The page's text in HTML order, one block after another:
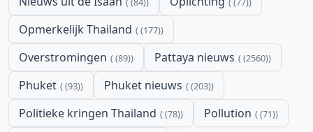
Opmerkelijk Thailand (177)
Overstromingen (89) Pattaya nieuws (2560)
Phuket (93) Phuket nieuws (203)
Politieke kringen Thailand (78) Pollution (71)